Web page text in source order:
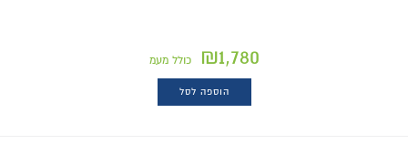
₪1,780 כולל מעמ
הוספה לסל